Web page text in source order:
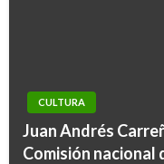
CULTURA
Juan Andrés
Comisión nacional